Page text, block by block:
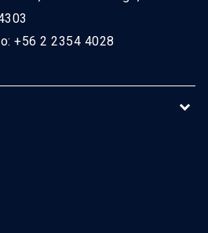
+56 2 2354 4028